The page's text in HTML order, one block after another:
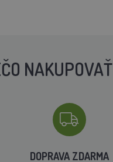
DOPRAVA ZDARMA